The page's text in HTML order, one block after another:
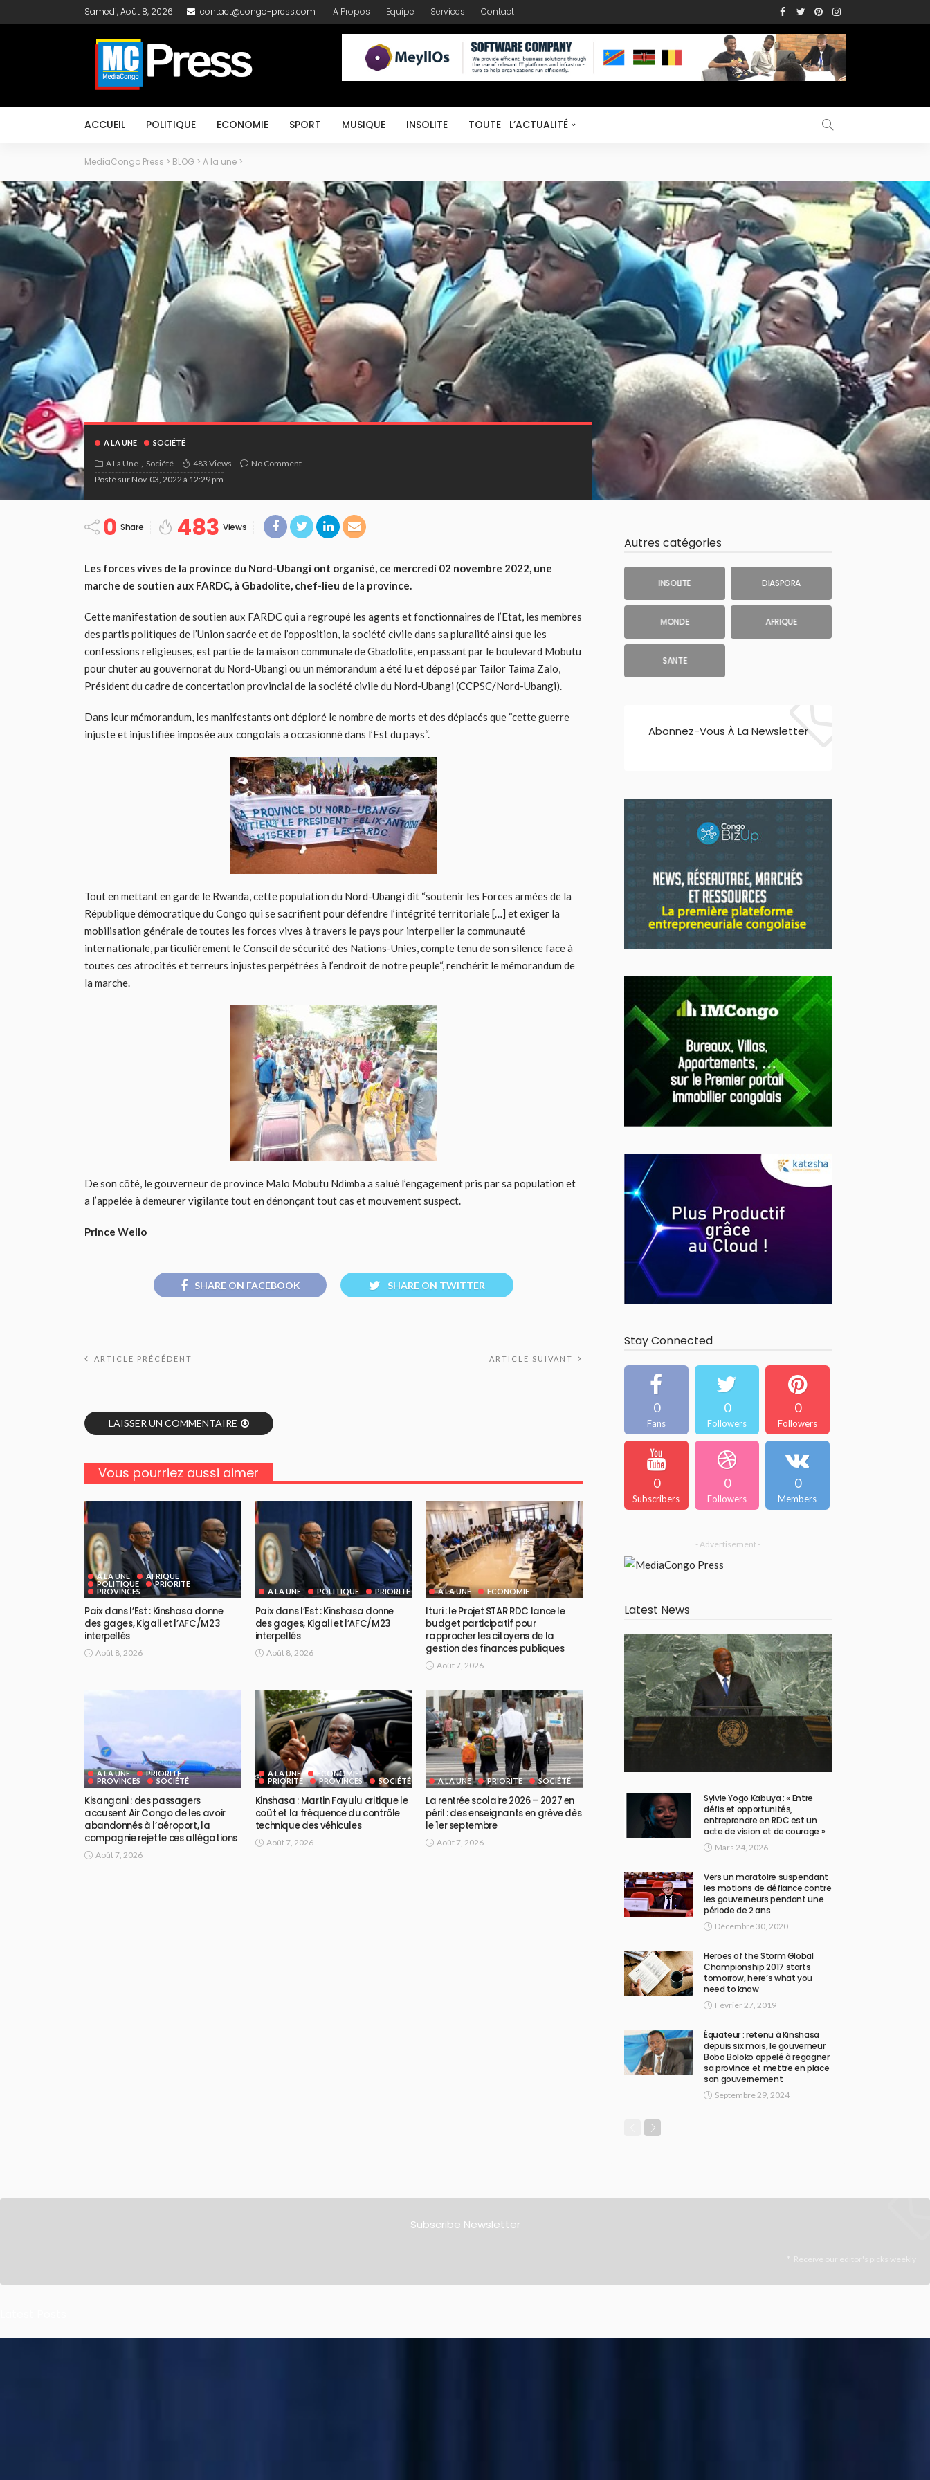
Samedi, Août 8, 2026 contact@congo-press.com A Propos Equipe Services Contact
ACCUEIL POLITIQUE ECONOMIE SPORT MUSIQUE INSOLITE TOUTE L’ACTUALITÉ
MediaCongo Press > BLOG > A la une >
A LA UNE SOCIÉTÉ
A La Une Société 483 Views
No Comment
Posté sur Nov. 03, 2022 à 12:29 pm
0 Share 483 Views
Les forces vives de la province du Nord-Ubangi ont organisé, ce mercredi 02 novembre 2022, une
marche de soutien aux FARDC, à Gbadolite, chef-lieu de la province.
Cette manifestation de soutien aux FARDC qui a regroupé les agents et fonctionnaires de l’Etat, les membres
des partis politiques de l’Union sacrée et de l’opposition, la société civile dans sa pluralité ainsi que les
confessions religieuses, est partie de la maison communale de Gbadolite, en passant par le boulevard Mobutu
pour chuter au gouvernorat du Nord-Ubangi ou un mémorandum a été lu et déposé par Tailor Taima Zalo,
Président du cadre de concertation provincial de la société civile du Nord-Ubangi (CCPSC/Nord-Ubangi).
Dans leur mémorandum, les manifestants ont déploré le nombre de morts et des déplacés que “cette guerre
injuste et injustifiée imposée aux congolais a occasionné dans l’Est du pays“.
Tout en mettant en garde le Rwanda, cette population du Nord-Ubangi dit “soutenir les Forces armées de la
République démocratique du Congo qui se sacrifient pour défendre l’intégrité territoriale […] et exiger la
mobilisation générale de toutes les forces vives à travers le pays pour interpeller la communauté
internationale, particulièrement le Conseil de sécurité des Nations-Unies, compte tenu de son silence face à
toutes ces atrocités et terreurs injustes perpétrées à l’endroit de notre peuple“, renchérit le mémorandum de
la marche.
De son côté, le gouverneur de province Malo Mobutu Ndimba a salué l’engagement pris par sa population et
a l’appelée à demeurer vigilante tout en dénonçant tout cas et mouvement suspect.
Prince Wello
SHARE ON FACEBOOK SHARE ON TWITTER
ARTICLE PRÉCÉDENT ARTICLE SUIVANT
LAISSER UN COMMENTAIRE
Vous pourriez aussi aimer
A LA UNE
AFRIQUE
POLITIQUE
PRIORITE
PROVINCES
Paix dans l’Est : Kinshasa donne
des gages, Kigali et l’AFC/M23
interpellés
Août 8, 2026
A LA UNE POLITIQUE PRIORITE
Paix dans l’Est : Kinshasa donne
des gages, Kigali et l’AFC/M23
interpellés
Août 8, 2026
A LA UNE ECONOMIE
Ituri : le Projet STAR RDC lance le
budget participatif pour
rapprocher les citoyens de la
gestion des finances publiques
Août 7, 2026
A LA UNE
PRIORITE
PROVINCES
SOCIÉTÉ
Kisangani : des passagers
accusent Air Congo de les avoir
abandonnés à l’aéroport, la
compagnie rejette ces allégations
Août 7, 2026
A LA UNE
ECONOMIE
PRIORITE
PROVINCES SOCIÉTÉ
Kinshasa : Martin Fayulu critique le
coût et la fréquence du contrôle
technique des véhicules
Août 7, 2026
A LA UNE PRIORITE SOCIÉTÉ
La rentrée scolaire 2026 – 2027 en
péril : des enseignants en grève dès
le 1er septembre
Août 7, 2026
Autres catégories
INSOLITE DIASPORA
MONDE AFRIQUE
SANTE
Abonnez-Vous À La Newsletter
Stay Connected
0
Fans
0
Followers
0
Followers
0
Subscribers
0
Followers
0
Members
- Advertisement -
Latest News
Sylvie Yogo Kabuya : « Entre
défis et opportunités,
entreprendre en RDC est un
acte de vision et de courage »
Mars 24, 2026
Vers un moratoire suspendant
les motions de défiance contre
les gouverneurs pendant une
période de 2 ans
Décembre 30, 2020
Heroes of the Storm Global
Championship 2017 starts
tomorrow, here’s what you
need to know
Février 27, 2019
Équateur : retenu à Kinshasa
depuis six mois, le gouverneur
Bobo Boloko appelé à regagner
sa province et mettre en place
son gouvernement
Septembre 29, 2024
Subscribe Newsletter
Receive our editor's picks weekly